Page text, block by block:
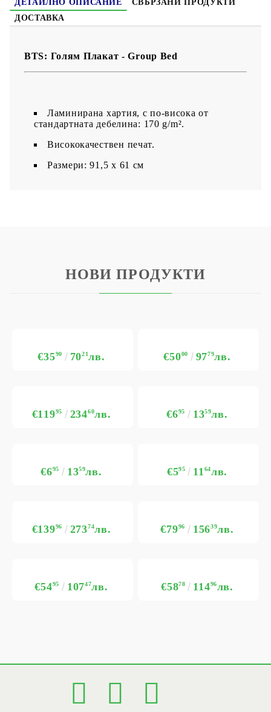
ДЕТАЙЛНО ОПИСАНИЕ
СВЪРЗАНИ ПРОДУКТИ
ДОСТАВКА
BTS: Голям Плакат - Group Bed
Ламинирана хартия, с по-висока от
стандартната дебелина: 170 g/m².
Висококачествен печат.
Размери: 91,5 х 61 см
НОВИ ПРОДУКТИ
€3590 7021лв. €5000 9779лв.
€11995 23460лв. €695 1359лв.
€695 1359лв. €595 11 64лв.
€13996 27374лв. €7996 15639лв.
€5495 10747лв. €5878 11496лв.